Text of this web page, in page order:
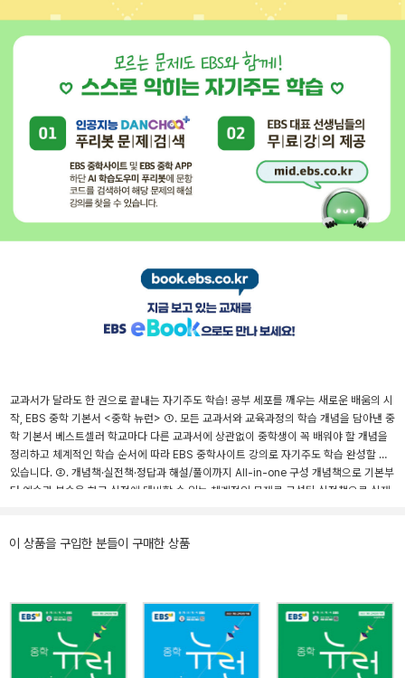
교과서가 달라도 한 권으로 끝내는 자기주도 학습! 공부 세포를 깨우는 새로운 배움의 시
작, EBS 중학 기본서 <중학 뉴런> ①. 모든 교과서와 교육과정의 학습 개념을 담아낸 중
학 기본서 베스트셀러 학교마다 다른 교과서에 상관없이 중학생이 꼭 배워야 할 개념을
정리하고 체계적인 학습 순서에 따라 EBS 중학사이트 강의로 자기주도 학습 완성할 수
있습니다. ②. 개념책·실전책·정답과 해설/풀이까지 All-in-one 구성 개념책으로 기본부
터 예습과 복습을 하고 실전에 대비할 수 있는 체계적인 문제로 구성된 실전책으로 실제
이 상품을 구입한 분들이 구매한 상품